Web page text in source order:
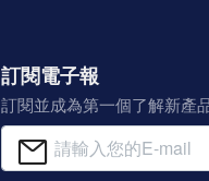
訂閱電子報
訂閱並成為第一個了解新產